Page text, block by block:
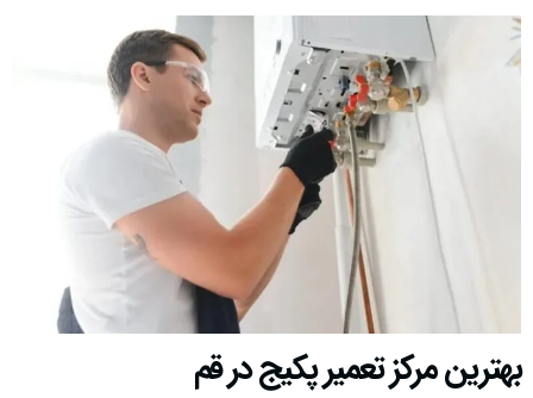
بهترین مرکز تعمیر پکیج در قم